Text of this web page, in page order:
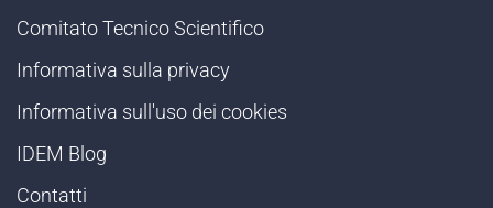
Comitato Tecnico Scientifico
Informativa sulla privacy
Informativa sull'uso dei cookies
IDEM Blog
Contatti